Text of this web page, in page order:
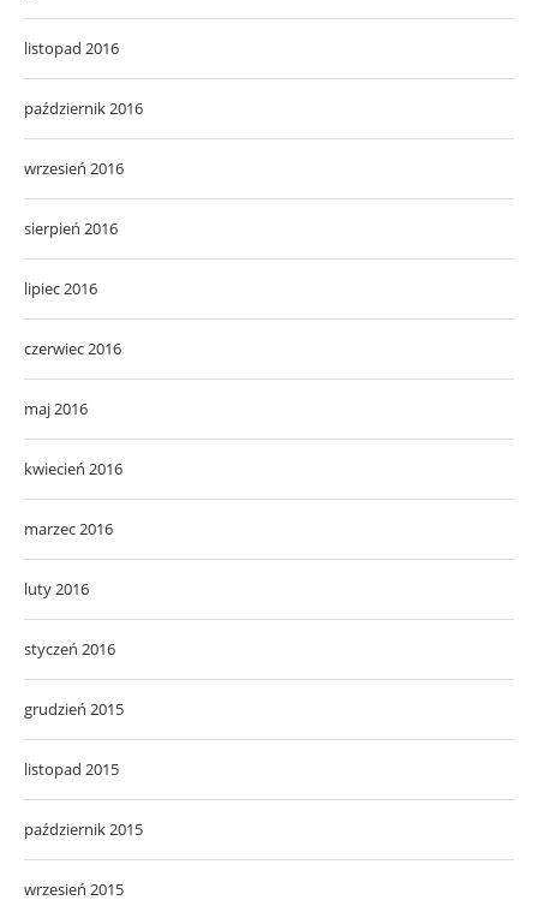
listopad 2016
październik 2016
wrzesień 2016
sierpień 2016
lipiec 2016
czerwiec 2016
maj 2016
kwiecień 2016
marzec 2016
luty 2016
styczeń 2016
grudzień 2015
listopad 2015
październik 2015
wrzesień 2015